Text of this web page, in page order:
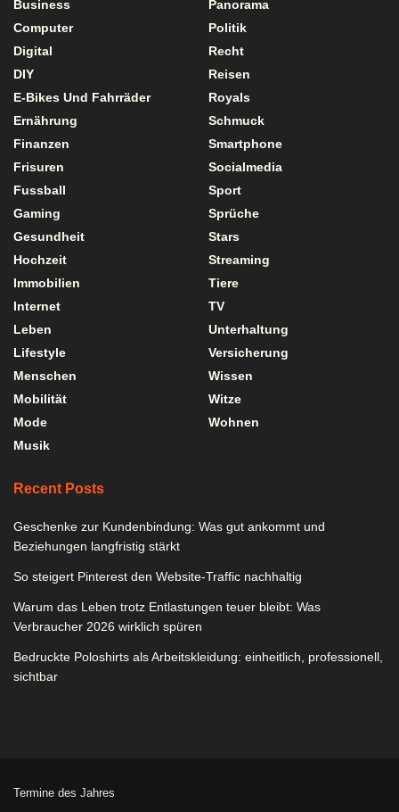
Business
Computer
Digital
DIY
E-Bikes Und Fahrräder
Ernährung
Finanzen
Frisuren
Fussball
Gaming
Gesundheit
Hochzeit
Immobilien
Internet
Leben
Lifestyle
Menschen
Mobilität
Mode
Musik
Panorama
Politik
Recht
Reisen
Royals
Schmuck
Smartphone
Socialmedia
Sport
Sprüche
Stars
Streaming
Tiere
TV
Unterhaltung
Versicherung
Wissen
Witze
Wohnen
Recent Posts
Geschenke zur Kundenbindung: Was gut ankommt und
Beziehungen langfristig stärkt
So steigert Pinterest den Website-Traffic nachhaltig
Warum das Leben trotz Entlastungen teuer bleibt: Was
Verbraucher 2026 wirklich spüren
Bedruckte Poloshirts als Arbeitskleidung: einheitlich, professionell,
sichtbar
Termine des Jahres